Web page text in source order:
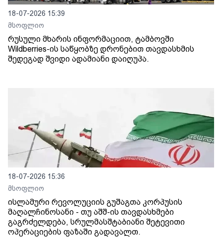
18-07-2026 15:39
მსოფლიო
რუსული მხარის ინფორმაციით, ტამბოვში
Wildberries-ის საწყობზე დრონებით თავდასხმის
შედეგად შვიდი ადამიანი დაიღუპა.
18-07-2026 15:36
მსოფლიო
ისლამური რევოლუციის გუშაგთა კორპუსის
მაღალჩინოსანი - თუ აშშ-ის თავდასხმები
გაგრძელდება, სრულმასშტაბიანი შეტევითი
ოპერაციების ფაზაში გადავალთ.